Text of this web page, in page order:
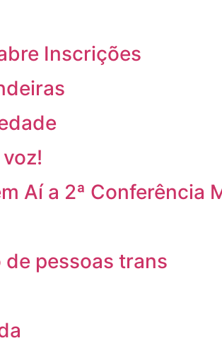
Inscrições
Aí a 2ª Conferência
pessoas trans